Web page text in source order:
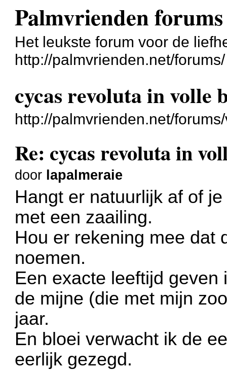
Palmvrienden forums
Het leukste forum voor de
http://palmvrienden.net/forums/
cycas revoluta in volle
http://palmvrienden.net/
Re: cycas revoluta in
door lapalmeraie
Hangt er natuurlijk af of
met een zaailing.
Hou er rekening mee dat
noemen.
Een exacte leeftijd
de mijne (die met mijn
jaar.
En bloei verwacht ik de
eerlijk gezegd.